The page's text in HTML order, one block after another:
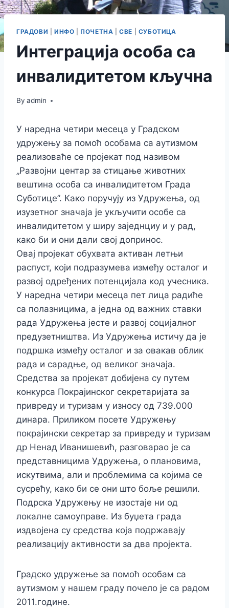
ГРАДОВИ ИНФО ПОЧЕТНА |СВЕ СУБОТИЦА
Интеграција особа са
инвалидитетом кључна
By admin
У наредна четири месеца у Градском
удружењу за помоћ особама са аутизмом
реализоваће се пројекат под називом
„Развојни центар за стицање животних
вештина особа са инвалидитетом Града
Суботице”. Како поручују из Удружења, од
изузетног значаја је укључити особе са
инвалидитетом у ширу заједнциу и у рад,
како би и они дали свој допринос.
Овај пројекат обухвата активан летњи
распуст, који подразумева између осталог и
развој одређених потенцијала код учесника.
У наредна четири месеца пет лица радиће
са полазницима, а једна од важних ставки
рада Удружења јесте и развој социјалног
предузетништва. Из Удружења истичу да је
подршка између осталог и за овакав облик
рада и сарадње, од великог значаја.
Средства за пројекат добијена су путем
конкурса Покрајинског секретаријата за
привреду и туризам у износу од 739.000
динара. Приликом посете Удружењу
покрајински секретар за привреду и туризам
др Ненад Иванишевић, разговарао је са
представницима Удружења, о плановима,
искутвима, али и проблемима са којима се
сусрећу, како би се они што боље решили.
Подрска Удружењу не изостаје ни од
локалне самоуправе. Из буџета града
издвојена су средства која подржавају
реализацију активности за два пројекта.
Градско удружење за помоћ особам са
аутизмом у нашем граду почело је са радом
2011.године.